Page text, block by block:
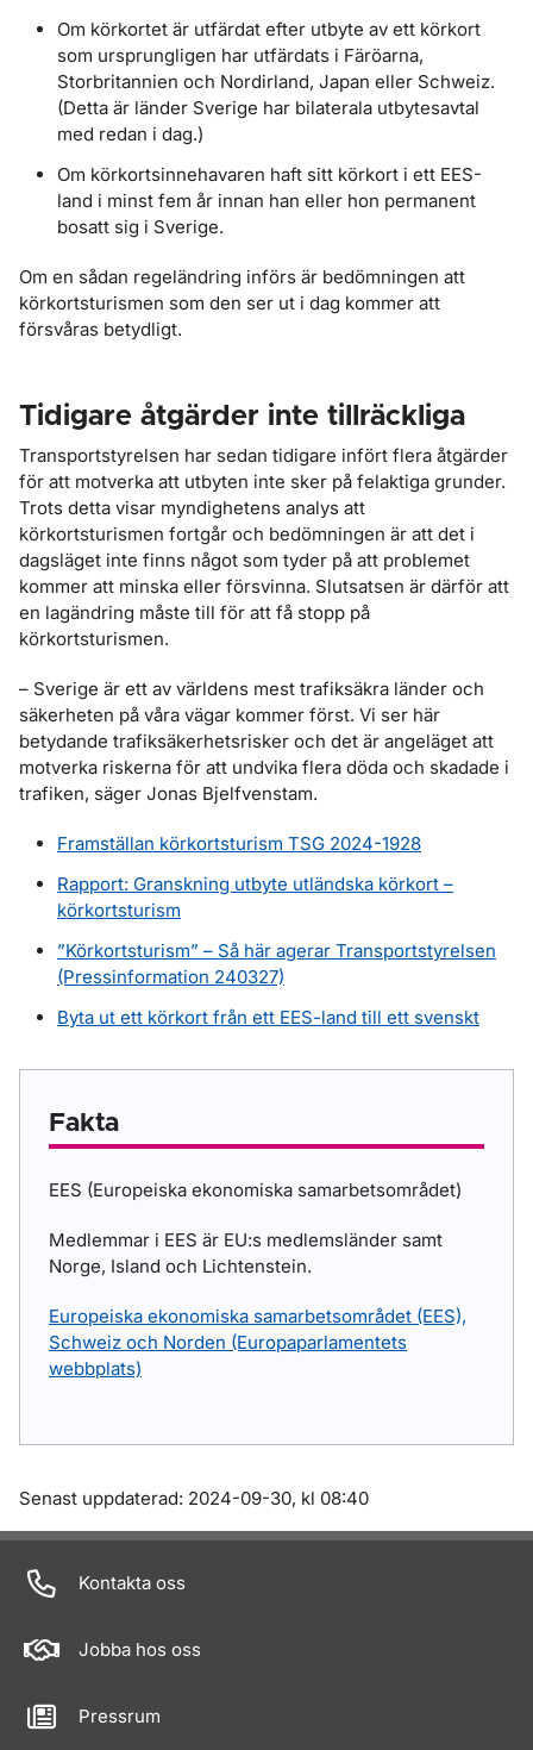
Om körkortet är utfärdat efter utbyte av ett körkort
som ursprungligen har utfärdats i Färöarna,
Storbritannien och Nordirland, Japan eller Schweiz.
(Detta är länder Sverige har bilaterala utbytesavtal
med redan i dag.)
Om körkortsinnehavaren haft sitt körkort i ett EES-
land i minst fem år innan han eller hon permanent
bosatt sig i Sverige.
Om en sådan regeländring införs är bedömningen att
körkortsturismen som den ser ut i dag kommer att
försvåras betydligt.
Tidigare åtgärder inte tillräckliga
Transportstyrelsen har sedan tidigare infört flera åtgärder
för att motverka att utbyten inte sker på felaktiga grunder.
Trots detta visar myndighetens analys att
körkortsturismen fortgår och bedömningen är att det i
dagsläget inte finns något som tyder på att problemet
kommer att minska eller försvinna. Slutsatsen är därför att
en lagändring måste till för att få stopp på
körkortsturismen.
– Sverige är ett av världens mest trafiksäkra länder och
säkerheten på våra vägar kommer först. Vi ser här
betydande trafiksäkerhetsrisker och det är angeläget att
motverka riskerna för att undvika flera döda och skadade i
trafiken, säger Jonas Bjelfvenstam.
Framställan körkortsturism TSG 2024-1928
Rapport: Granskning utbyte utländska körkort –
körkortsturism
”Körkortsturism” – Så här agerar Transportstyrelsen
(Pressinformation 240327)
Byta ut ett körkort från ett EES-land till ett svenskt
Fakta
EES (Europeiska ekonomiska samarbetsområdet)
Medlemmar i EES är EU:s medlemsländer samt
Norge, Island och Lichtenstein.
Europeiska ekonomiska samarbetsområdet (EES),
Schweiz och Norden (Europaparlamentets
webbplats)
Om sidan
Senast uppdaterad: 2024-09-30, kl 08:40
Kontakta oss
Jobba hos oss
Pressrum